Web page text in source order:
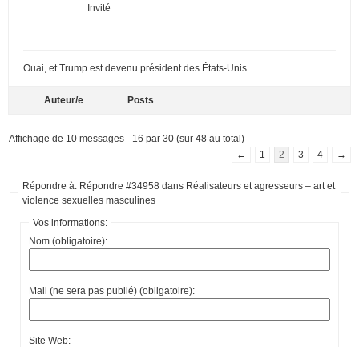
Invité
Ouai, et Trump est devenu président des États-Unis.
Auteur/e Posts
Affichage de 10 messages - 16 par 30 (sur 48 au total)
←
1 2 3 4 →
Répondre à: Répondre #34958 dans Réalisateurs et agresseurs – art et
violence sexuelles masculines
Vos informations:
Nom (obligatoire):
Mail (ne sera pas publié) (obligatoire):
Site Web: